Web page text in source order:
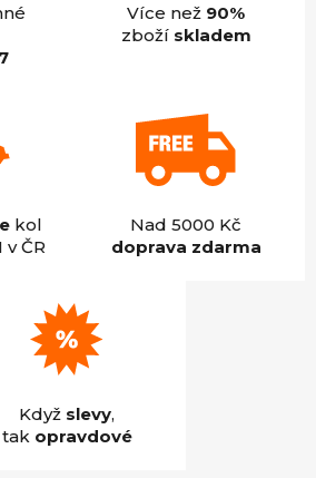
Více než 90%
zboží skladem
kol
ČR
Nad 5000 Kč
doprava zdarma
Když slevy,
tak opravdové